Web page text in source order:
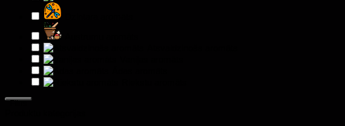
Filtrs